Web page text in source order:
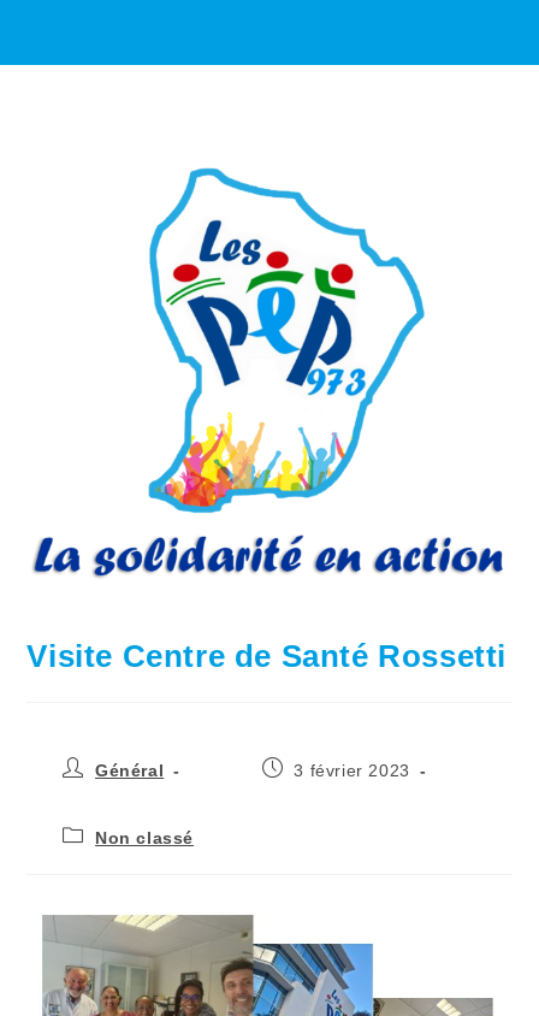
Visite Centre de Santé Rossetti
Général 3 février 2023
Non classé